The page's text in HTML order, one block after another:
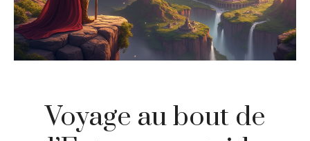
Voyage au bout de